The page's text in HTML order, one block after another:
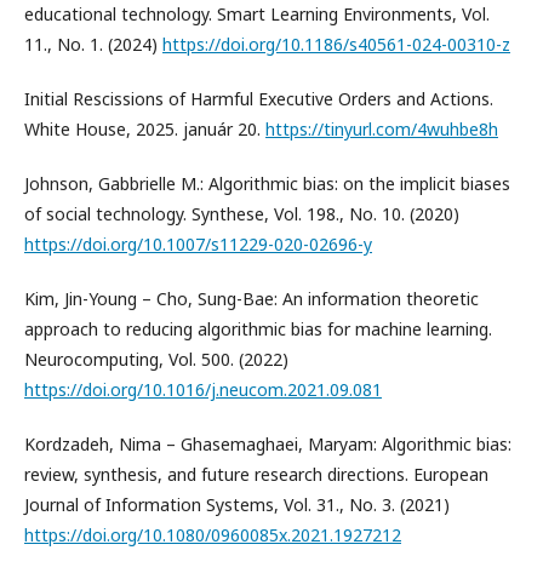
educational technology. Smart Learning Environments, Vol.
11., No. 1. (2024) https://doi.org/10.1186/s40561-024-00310-z
Initial Rescissions of Harmful Executive Orders and Actions.
White House, 2025. január 20. https://tinyurl.com/4wuhbe8h
Johnson, Gabbrielle M.: Algorithmic bias: on the implicit biases
of social technology. Synthese, Vol. 198., No. 10. (2020)
https://doi.org/10.1007/s11229-020-02696-y
Kim, Jin-Young – Cho, Sung-Bae: An information theoretic
approach to reducing algorithmic bias for machine learning.
Neurocomputing, Vol. 500. (2022)
https://doi.org/10.1016/j.neucom.2021.09.081
Kordzadeh, Nima – Ghasemaghaei, Maryam: Algorithmic bias:
review, synthesis, and future research directions. European
Journal of Information Systems, Vol. 31., No. 3. (2021)
https://doi.org/10.1080/0960085x.2021.1927212